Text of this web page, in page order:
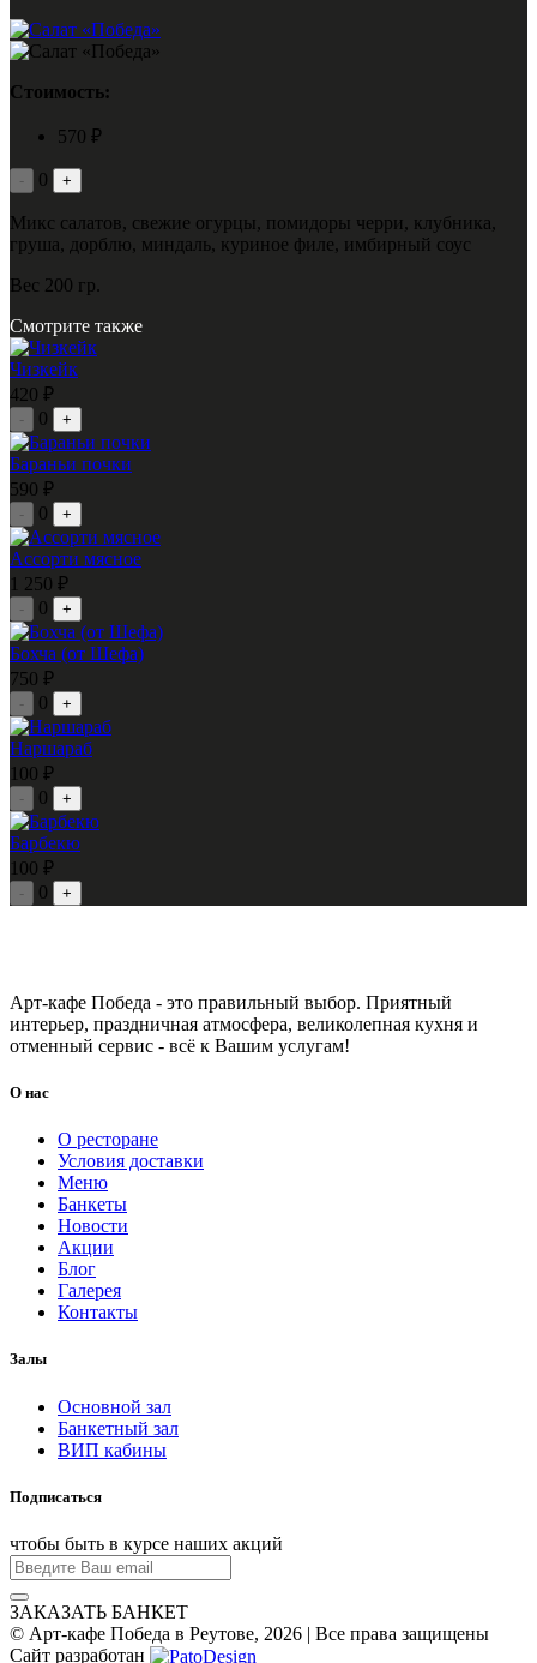
Стоимость:
570 ₽
- 0 +
Микс салатов, свежие огурцы, помидоры черри, клубника,
груша, дорблю, миндаль, куриное филе, имбирный соус
Вес 200 гр.
Смотрите также
Чизкейк
420 ₽
- 0 +
Бараньи почки
590 ₽
- 0 +
Ассорти мясное
1 250 ₽
- 0 +
Бохча (от Шефа)
750 ₽
- 0 +
Наршараб
100 ₽
- 0 +
Барбекю
100 ₽
- 0 +
Арт-кафе Победа - это правильный выбор. Приятный
интерьер, праздничная атмосфера, великолепная кухня и
отменный сервис - всё к Вашим услугам!
О нас
О ресторане
Условия доставки
Меню
Банкеты
Новости
Акции
Блог
Галерея
Контакты
Залы
Основной зал
Банкетный зал
ВИП кабины
Подписаться
чтобы быть в курсе наших акций
ЗАКАЗАТЬ БАНКЕТ
© Арт-кафе Победа в Реутове, 2026 | Все права защищены
Сайт разработан